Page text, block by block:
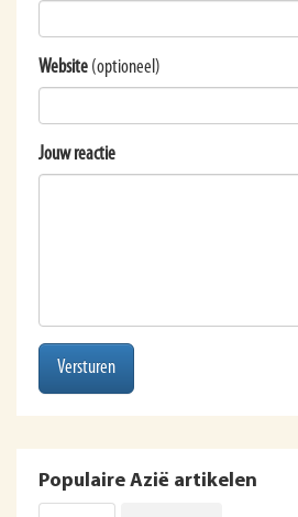
Website (optioneel)
Jouw reactie
Versturen
Populaire Azië artikelen